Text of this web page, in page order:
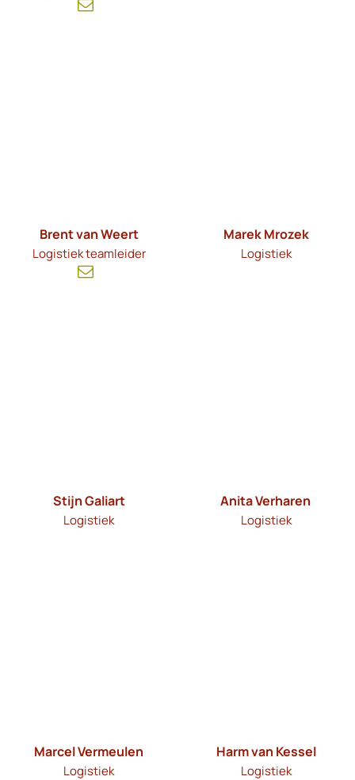
Brent van Weert
Logistiek teamleider
Marek Mrozek
Logistiek
Stijn Galiart
Logistiek
Anita Verharen
Logistiek
Marcel Vermeulen
Logistiek
Harm van Kessel
Logistiek